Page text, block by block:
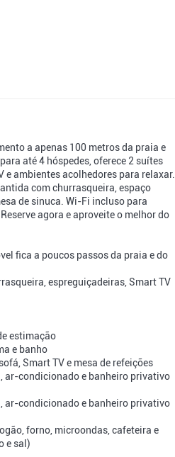
a apenas 100 metros da praia e
até 4 hóspedes, oferece 2 suítes
ambientes acolhedores para relaxar.
com churrasqueira, espaço
de sinuca. Wi-Fi incluso para
agora e aproveite o melhor do
fica a poucos passos da praia e do
espreguiçadeiras, Smart TV
estimação
e banho
Smart TV e mesa de refeições
ar-condicionado e banheiro privativo
ar-condicionado e banheiro privativo
forno, microondas, cafeteira e
e sal)